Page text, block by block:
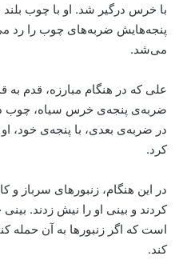
با خرس درگیر شد. او با چوب
پنجه‌هایش ضربه‌های چوب را رد
می‌شد.
علی که در هنگام مبارزه، قدم
ضربه‌ی پنجه‌ی خرس سیاه، چوب
در ضربه‌ی بعدی، با پنجه‌ی خود،
کرد.
در این هنگام، زنبورهای سرباز
کردند و بینی او را نیش زدند.
است که اگر زنبورها به آن حمله
کند.